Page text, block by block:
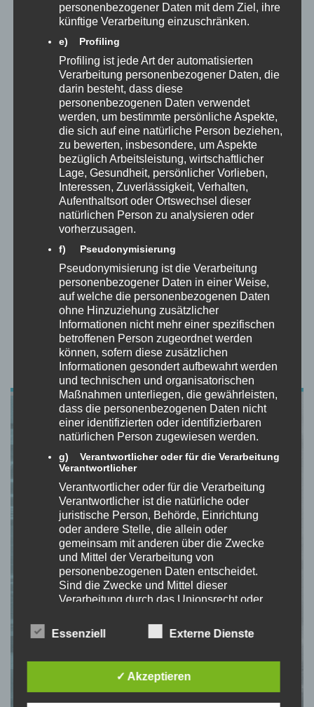
6: Konzeption eines
Assessment-Centers für
Leitstellendisponent*innen
personenbezogener Daten mit dem Ziel, ihre
künftige Verarbeitung einzuschränken.
e) Profiling
Profiling ist jede Art der automatisierten
Verarbeitung personenbezogener Daten, die
darin besteht, dass diese
personenbezogenen Daten verwendet
werden, um bestimmte persönliche Aspekte,
die sich auf eine natürliche Person beziehen,
zu bewerten, insbesondere, um Aspekte
bezüglich Arbeitsleistung, wirtschaftlicher
Lage, Gesundheit, persönlicher Vorlieben,
Interessen, Zuverlässigkeit, Verhalten,
Aufenthaltsort oder Ortswechsel dieser
natürlichen Person zu analysieren oder
vorherzusagen.
f) Pseudonymisierung
Pseudonymisierung ist die Verarbeitung
personenbezogener Daten in einer Weise,
auf welche die personenbezogenen Daten
ohne Hinzuziehung zusätzlicher
Informationen nicht mehr einer spezifischen
betroffenen Person zugeordnet werden
können, sofern diese zusätzlichen
Informationen gesondert aufbewahrt werden
und technischen und organisatorischen
Maßnahmen unterliegen, die gewährleisten,
dass die personenbezogenen Daten nicht
einer identifizierten oder identifizierbaren
natürlichen Person zugewiesen werden.
g) Verantwortlicher oder für die Verarbeitung
Verantwortlicher
Verantwortlicher oder für die Verarbeitung
Verantwortlicher ist die natürliche oder
juristische Person, Behörde, Einrichtung
oder andere Stelle, die allein oder
gemeinsam mit anderen über die Zwecke
und Mittel der Verarbeitung von
personenbezogenen Daten entscheidet.
Sind die Zwecke und Mittel dieser
Verarbeitung durch das Unionsrecht oder
so kann der Verantwortliche
beziehungsweise können die bestimmten
Unionsrecht oder dem Recht der
Mitgliedstaaten vorgesehen werden.
h) Auftragsverarbeiter
Essenziell Externe Dienste
✓ Akzeptieren